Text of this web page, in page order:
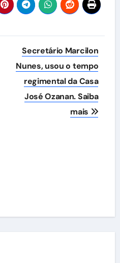
Secretário Marcilon
Nunes, usou o tempo
regimental da Casa
José Ozanan. Saiba
mais